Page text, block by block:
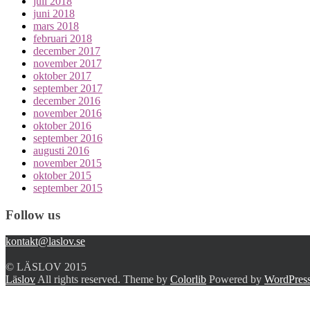
juni 2018
mars 2018
februari 2018
december 2017
november 2017
oktober 2017
september 2017
december 2016
november 2016
oktober 2016
september 2016
augusti 2016
november 2015
oktober 2015
september 2015
Follow us
kontakt@laslov.se
© LÄSLOV 2015
Läslov All rights reserved. Theme by Colorlib Powered by